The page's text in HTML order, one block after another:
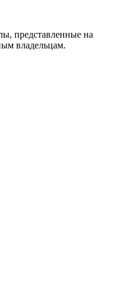
представленные на
владельцам.